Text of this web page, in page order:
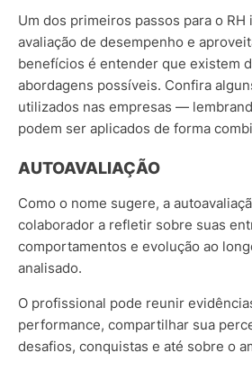
Um dos primeiros passos para o RH
avaliação de desempenho e
benefícios é entender que existem
abordagens possíveis. Confira
utilizados nas empresas —
podem ser aplicados de forma
AUTOAVALIAÇÃO
Como o nome sugere, a
colaborador a refletir sobre suas
comportamentos e evolução ao
analisado.
O profissional pode reunir
performance, compartilhar sua
desafios, conquistas e até sobre o